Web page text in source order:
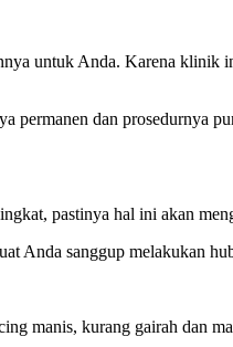
untuk Anda. Karena klinik
permanen dan prosedurnya
pastinya hal ini akan
sanggup melakukan
manis, kurang gairah dan